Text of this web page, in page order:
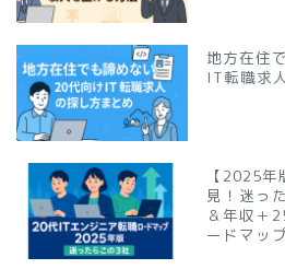
地方在住
IT転職求
【2025
見！迷っ
＆年収＋
ードマッ